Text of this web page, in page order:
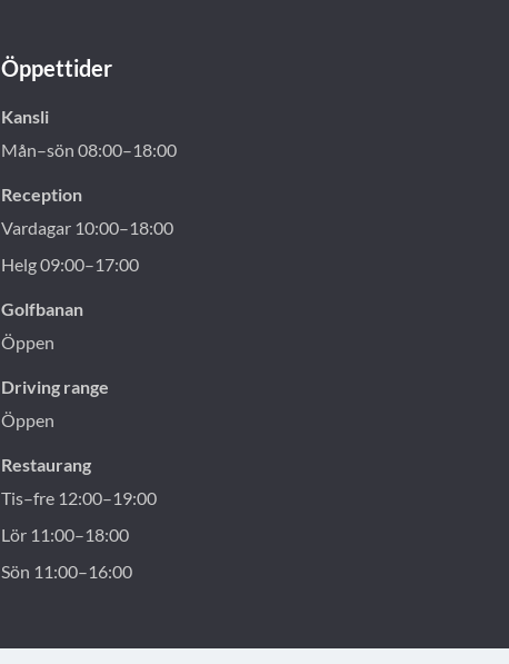
Öppettider
Kansli
Mån–sön 08:00–18:00
Reception
Vardagar 10:00–18:00
Helg 09:00–17:00
Golfbanan
Öppen
Driving range
Öppen
Restaurang
Tis–fre 12:00–19:00
Lör 11:00–18:00
Sön 11:00–16:00